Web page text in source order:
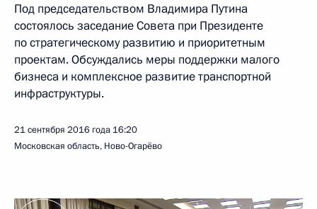
Под председательством Владимира Путина
состоялось заседание Совета при Президенте
по стратегическому развитию и приоритетным
проектам. Обсуждались меры поддержки малого
бизнеса и комплексное развитие транспортной
инфраструктуры.
21 сентября 2016 года 16:20
Московская область, Ново-Огарёво